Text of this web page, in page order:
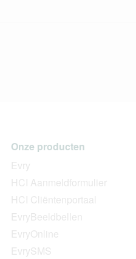
Onze producten
Evry
HCI Aanmeldformulier
HCI Cliëntenportaal
EvryBeeldbellen
EvryOnline
EvrySMS